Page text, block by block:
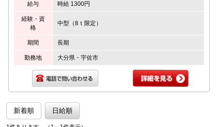
給与 時給 1300円
経験・資
格
中型（8ｔ限定）
期間 長期
勤務地 大分県・宇佐市
新着順 日給順